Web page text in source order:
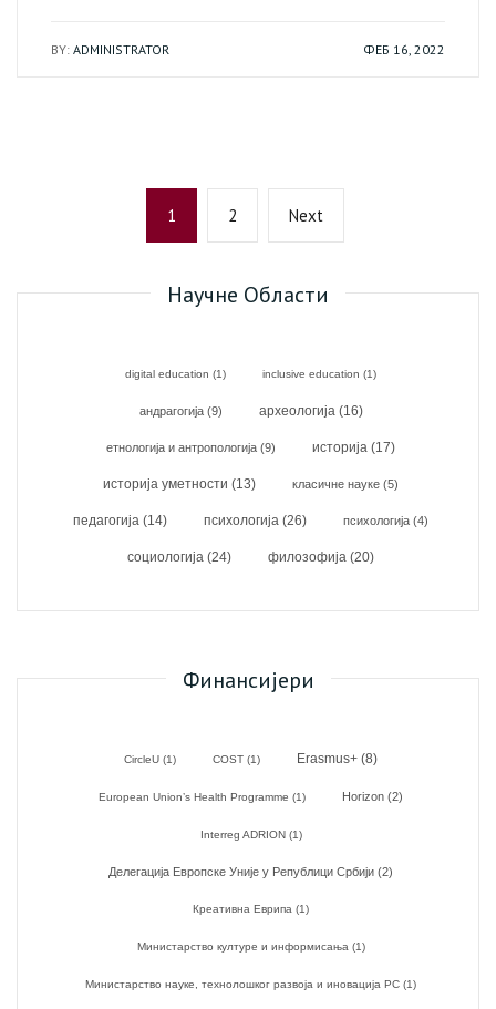
BY: ADMINISTRATOR ФЕБ 16, 2022
Page
1 Page
2 Next
page
Научне Области
digital education (1) inclusive education (1)
андрагогија(9) археологија (16)
етнологија и антропологија (9) историја (17)
историја уметности (13) класичне науке (5)
педагогија (14) психологија (26) психологија (4)
социологија (24) филозофија (20)
Финансијери
CircleU (1) COST (1) Erasmus+ (8)
European Union’s Health Programme (1) Horizon (2)
Interreg ADRION(1)
Делегација Европске Уније у Републици Србији (2)
Креативна Еврипа (1)
Министарство културе и информисања (1)
Министарство науке, технолошког развоја и иновација РС (1)